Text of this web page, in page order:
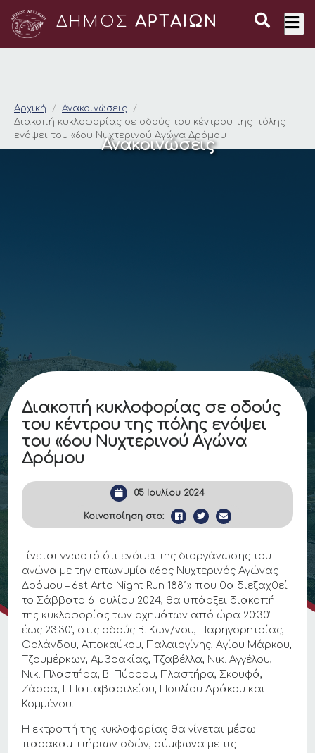
ΔΗΜΟΣ ΑΡΤΑΙΩΝ
Διακοπή
Αρχική
Ανακοινώσεις
Διακοπή κυκλοφορίας σε οδούς του κέντρου της πόλης
ενόψει του «6ου Νυχτερινού Αγώνα Δρόμου
Ανακοινώσεις
Διακοπή κυκλοφορίας σε οδούς
του κέντρου της πόλης ενόψει
του «6ου Νυχτερινού Αγώνα
Δρόμου
05 Ιουλίου 2024
Κοινοποίηση στο:
Γίνεται γνωστό ότι ενόψει της διοργάνωσης του
αγώνα με την επωνυμία «6ος Νυχτερινός Αγώνας
Δρόμου – 6st Arta Night Run 1881» που θα διεξαχθεί
τo Σάββατο 6 Ιουλίου 2024, θα υπάρξει διακοπή
της κυκλοφορίας των οχημάτων από ώρα 20:30’
έως 23:30’, στις οδούς Β. Κων/νου, Παρηγορητρίας,
Ορλάνδου, Αποκαύκου, Παλαιογίνης, Αγίου Μάρκου,
Τζουμέρκων, Αμβρακίας, Τζαβέλλα, Νικ. Αγγέλου,
Νικ. Πλαστήρα, Β. Πύρρου, Πλαστήρα, Σκουφά,
Ζάρρα, Ι. Παπαβασιλείου, Πουλίου Δράκου και
Κομμένου.
Η εκτροπή της κυκλοφορίας θα γίνεται μέσω
παρακαμπτήριων οδών, σύμφωνα με τις